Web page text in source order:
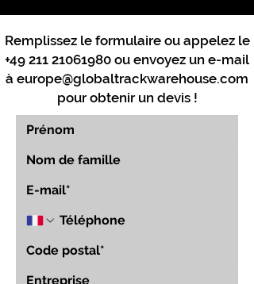
Remplissez le formulaire ou appelez le
+49 211 21061980 ou envoyez un e-mail
à europe@globaltrackwarehouse.com
pour obtenir un devis !